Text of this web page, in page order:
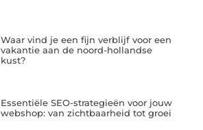
Waar vind je een fijn verblijf voor een
vakantie aan de noord-hollandse
kust?
Essentiële SEO-strategieën voor jouw
webshop: van zichtbaarheid tot groei